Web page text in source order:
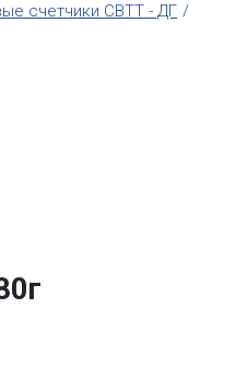
счетчики СВТТ - ДГ